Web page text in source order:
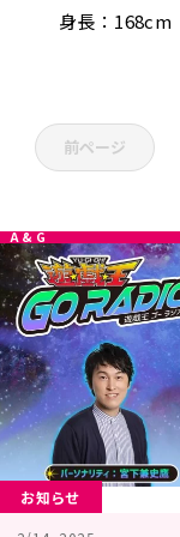
身長：168cm
前ページ
お知らせ